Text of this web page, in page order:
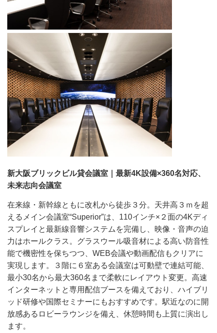
新大阪ブリックビル貸会議室｜最新4K設備×360名対応、
未来志向会議室
在来線・新幹線ともに改札から徒歩３分。天井高３ｍを超
えるメイン会議室“Superior”は、110インチ×２面の4Kディ
スプレイと最新線音響システムを完備し、映像・音声の迫
力はホールクラス。グラスウール吸音材による高い防音性
能で機密性を保ちつつ、WEB会議や動画配信もクリアに
実現します。３階に６室ある会議室は可動壁で連結可能、
最小30名から最大360名まで柔軟にレイアウト変更。高速
インターネットと専用配信ブースを備えており、ハイブリ
ッド研修や国際セミナーにもおすすめです。駅近なのに開
放感あるロビーラウンジを備え、休憩時間も上質に演出し
ます。